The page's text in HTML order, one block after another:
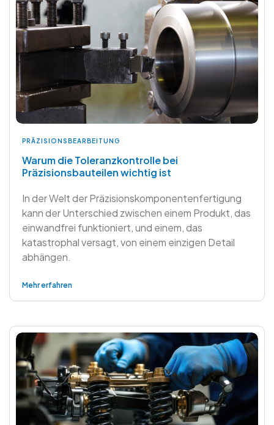
PRÄZISIONSBEARBEITUNG
Warum die Toleranzkontrolle bei
Präzisionsbauteilen wichtig ist
In der Welt der Präzisionskomponentenfertigung
kann der Unterschied zwischen einem Produkt, das
einwandfrei funktioniert, und einem, das
katastrophal versagt, von einem einzigen Detail
abhängen.
Mehr erfahren